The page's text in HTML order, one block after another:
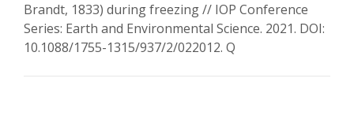
Brandt, 1833) during freezing // IOP Conference
Series: Earth and Environmental Science. 2021. DOI:
10.1088/1755-1315/937/2/022012. Q